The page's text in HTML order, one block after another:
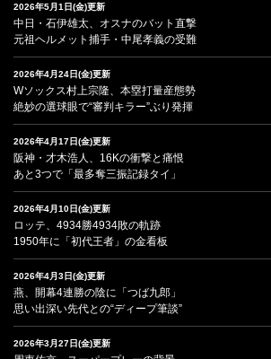
2026年5月1日(金)更新
中日・石伊雄太、オスナのバット直撃
元祖ヘルメット捕手・中尾孝義の受難
2026年4月24日(金)更新
Wソックス村上宗隆、本塁打量産態勢
絶妙の選球眼で“審判キラー”ぶり発揮
2026年4月17日(金)更新
阪神・才木浩人、16Kの衝撃と痛恨
あと3つで「最多奪三振記録タイ」
2026年4月10日(金)更新
ロッテ、4934勝4934敗の軌跡
1950年に「初代王者」の金看板
2026年4月3日(金)更新
燕、開幕4連勝の陰に「つば九郎」
思い出深い先代との“ディープ筆談”
2026年3月27日(金)更新